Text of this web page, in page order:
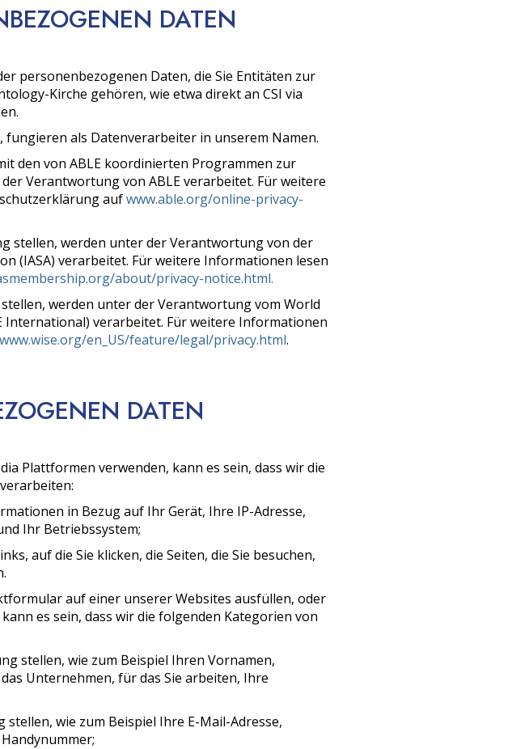
DATEN
personenbezogenen Daten, die Sie Entitäten zur
Kirche gehören, wie etwa direkt an CSI via
fungieren als Datenverarbeiter in unserem Namen.
den von ABLE koordinierten Programmen zur
Verantwortung von ABLE verarbeitet. Für weitere
aufwww.able.org/online-privacy-
stellen, werden unter der Verantwortung von der
(IASA) verarbeitet. Für weitere Informationen lesen
about/privacy-notice.html.
werden unter der Verantwortung vom World
verarbeitet. Für weitere Informationen
www.wise.org/en_US/feature/legal/privacy.html.
DATEN
Plattformen verwenden, kann es sein, dass wir die
in Bezug auf Ihr Gerät, Ihre IP-Adresse,
Ihr Betriebssystem;
auf die Sie klicken, die Seiten, die Sie besuchen,
auf einer unserer Websites ausfüllen, oder
es sein, dass wir die folgenden Kategorien von
stellen, wie zum Beispiel Ihren Vornamen,
Unternehmen, für das Sie arbeiten, Ihre
stellen, wie zum Beispiel Ihre E-Mail-Adresse,